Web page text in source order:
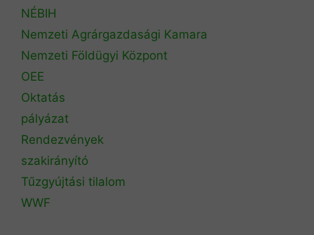
NÉBIH
Nemzeti Agrárgazdasági Kamara
Nemzeti Földügyi Központ
OEE
Oktatás
pályázat
Rendezvények
szakirányító
Tűzgyújtási tilalom
WWF